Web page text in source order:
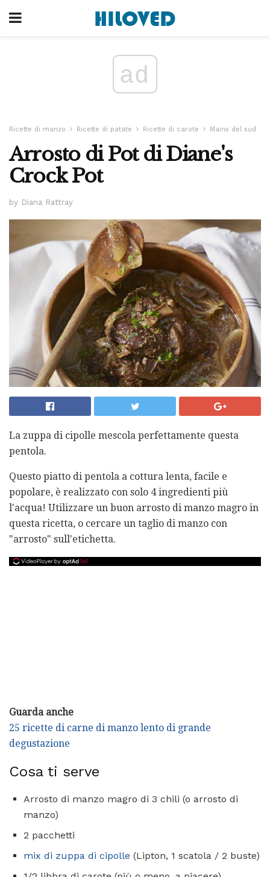
ad
Ricette di manzo Ricette di patate Ricette di carote Mains del sud
Arrosto di Pot di Diane's
Crock Pot
by Diana Rattray
La zuppa di cipolle mescola perfettamente questa
pentola.
Questo piatto di pentola a cottura lenta, facile e
popolare, è realizzato con solo 4 ingredienti più
l'acqua! Utilizzare un buon arrosto di manzo magro in
questa ricetta, o cercare un taglio di manzo con
"arrosto" sull'etichetta.
Guarda anche
25 ricette di carne di manzo lento di grande
degustazione
Cosa ti serve
Arrosto di manzo magro di 3 chili (o arrosto di
manzo)
2 pacchetti
mix di zuppa di cipolle (Lipton, 1 scatola / 2 buste)